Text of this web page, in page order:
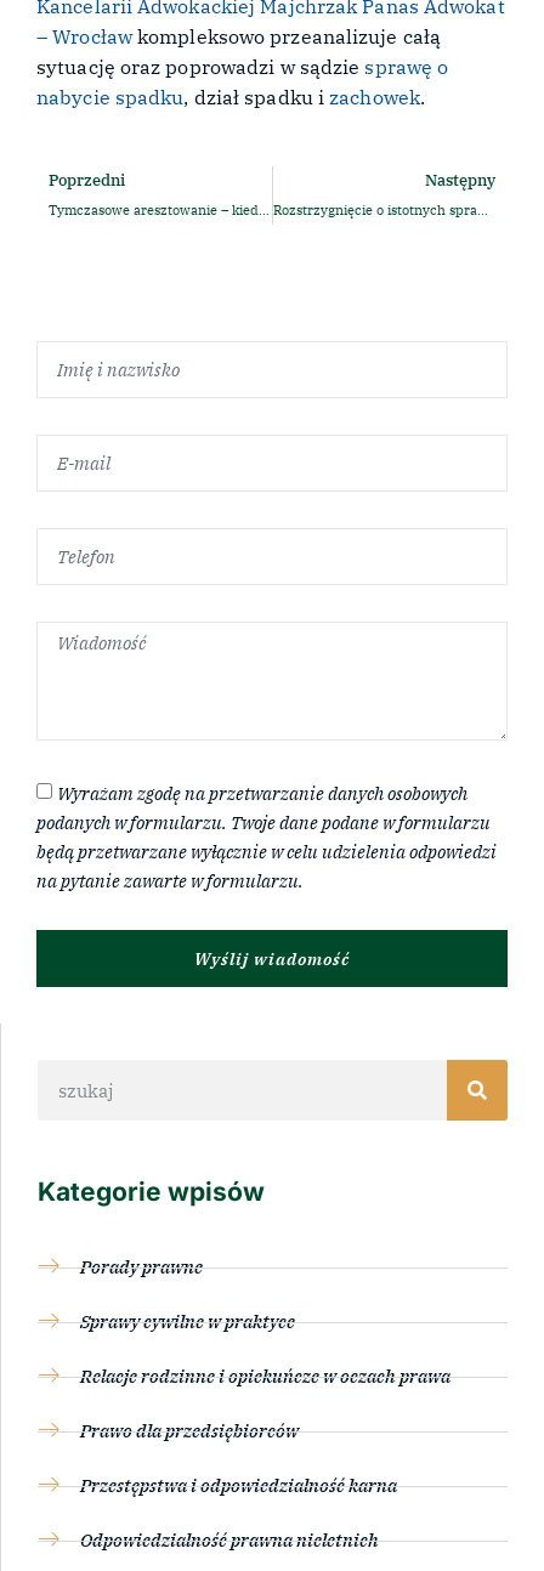
Kancelarii Adwokackiej Majchrzak Panas Adwokat
– Wrocławkompleksowo przeanalizuje całą
sytuację oraz poprowadzi w sądzie sprawę o
nabycie spadku, dział spadku izachowek.
Poprzedni
Tymczasowe aresztowanie – kiedy sąd może je zastosować i jakie prawa ma podejrzany? Kompleksowy poradnik
Następny
Rozstrzygnięcie o istotnych sprawach dziecka – gdy drugi rodzic nie zgadza się na decyzję o dziecku.
Wyrażam zgodę na przetwarzanie danych osobowych
podanych w formularzu. Twoje dane podane w formularzu
będą przetwarzane wyłącznie w celu udzielenia odpowiedzi
na pytanie zawarte w formularzu.
Wyślij wiadomość
Kategorie wpisów
Porady prawne
Sprawy cywilne w praktyce
Relacje rodzinne i opiekuńcze w oczach prawa
Prawo dla przedsiębiorców
Przestępstwa i odpowiedzialność karna
Odpowiedzialność prawna nieletnich